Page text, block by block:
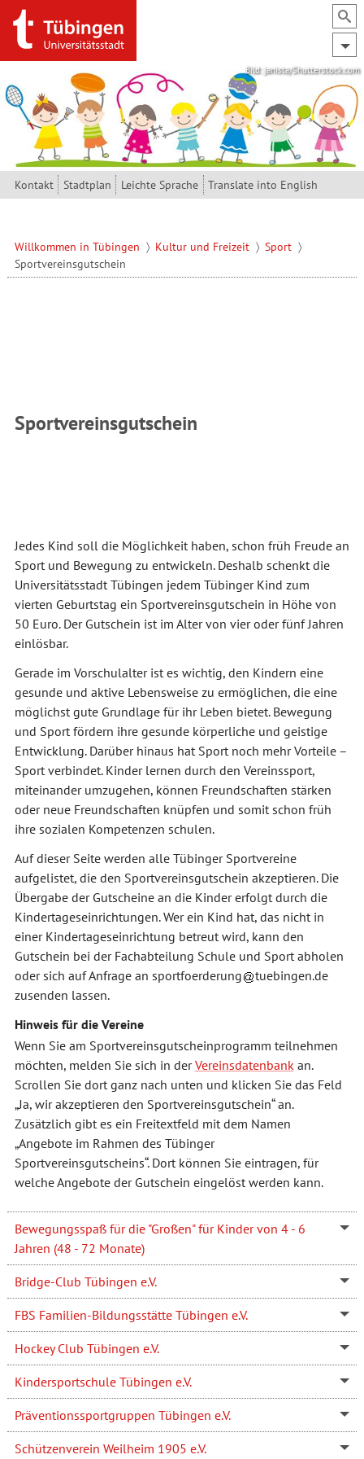
Direkt zum Inhalt
Bild: janista/Shutterstock.com
Kontakt Stadtplan Leichte Sprache Translate into English
Willkommen in Tübingen Kultur und Freizeit
Sport
Sportvereinsgutschein
Sportvereinsgutschein
Jedes Kind soll die Möglichkeit haben, schon früh Freude an
Sport und Bewegung zu entwickeln. Deshalb schenkt die
Universitätsstadt Tübingen jedem Tübinger Kind zum
vierten Geburtstag ein Sportvereinsgutschein in Höhe von
50 Euro. Der Gutschein ist im Alter von vier oder fünf Jahren
einlösbar.
Gerade im Vorschulalter ist es wichtig, den Kindern eine
gesunde und aktive Lebensweise zu ermöglichen, die eine
möglichst gute Grundlage für ihr Leben bietet. Bewegung
und Sport fördern ihre gesunde körperliche und geistige
Entwicklung. Darüber hinaus hat Sport noch mehr Vorteile –
Sport verbindet. Kinder lernen durch den Vereinssport,
miteinander umzugehen, können Freundschaften stärken
oder neue Freundschaften knüpfen und somit schon früh
ihre sozialen Kompetenzen schulen.
Auf dieser Seite werden alle Tübinger Sportvereine
aufgelistet, die den Sportvereinsgutschein akzeptieren. Die
Übergabe der Gutscheine an die Kinder erfolgt durch die
Kindertageseinrichtungen. Wer ein Kind hat, das nicht in
einer Kindertageseinrichtung betreut wird, kann den
Gutschein bei der Fachabteilung Schule und Sport abholen
oder sich auf Anfrage an sportfoerderung
tuebingen.de
zusenden lassen.
Hinweis für die Vereine
Wenn Sie am Sportvereinsgutscheinprogramm teilnehmen
möchten, melden Sie sich in derVereinsdatenbank an.
Scrollen Sie dort ganz nach unten und klicken Sie das Feld
„Ja, wir akzeptieren den Sportvereinsgutschein“ an.
Zusätzlich gibt es ein Freitextfeld mit dem Namen
„Angebote im Rahmen des Tübinger
Sportvereinsgutscheins“. Dort können Sie eintragen, für
welche Angebote der Gutschein eingelöst werden kann.
Bewegungsspaß für die "Großen" für Kinder von 4 - 6
Jahren (48 - 72 Monate)
Bridge-Club Tübingen e.V.
FBS Familien-Bildungsstätte Tübingen e.V.
Hockey Club Tübingen e.V.
Kindersportschule Tübingen e.V.
Präventionssportgruppen Tübingen e.V.
Schützenverein Weilheim 1905 e.V.